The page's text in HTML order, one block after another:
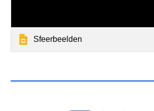
Sfeerbeelden